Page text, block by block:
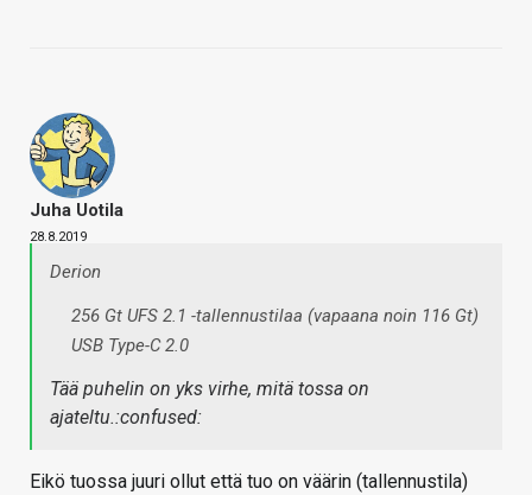
Juha Uotila
28.8.2019
Derion
256 Gt UFS 2.1 -tallennustilaa (vapaana noin 116 Gt)
USB Type-C 2.0
Tää puhelin on yks virhe, mitä tossa on
ajateltu.:confused:
Eikö tuossa juuri ollut että tuo on väärin (tallennustila)